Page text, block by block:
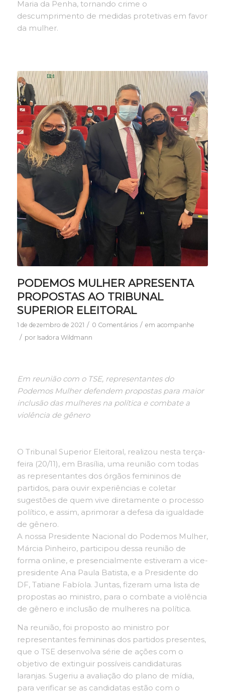
Maria da Penha, tornando crime o
descumprimento de medidas protetivas em favor
da mulher.
PODEMOS MULHER APRESENTA
PROPOSTAS AO TRIBUNAL
SUPERIOR ELEITORAL
1 de dezembro de 2021 / 0 Comentários / em acompanhe
/ por Isadora Wildmann
Em reunião com o TSE, representantes do
Podemos Mulher defendem propostas para maior
inclusão das mulheres na política e combate a
violência de gênero
O Tribunal Superior Eleitoral, realizou nesta terça-
feira (20/11), em Brasília, uma reunião com todas
as representantes dos órgãos femininos de
partidos, para ouvir experiências e coletar
sugestões de quem vive diretamente o processo
político, e assim, aprimorar a defesa da igualdade
de gênero.
A nossa Presidente Nacional do Podemos Mulher,
Márcia Pinheiro, participou dessa reunião de
forma online, e presencialmente estiveram a vice-
presidente Ana Paula Batista, e a Presidente do
DF, Tatiane Fabíola. Juntas, fizeram uma lista de
propostas ao ministro, para o combate a violência
de gênero e inclusão de mulheres na política.
Na reunião, foi proposto ao ministro por
representantes femininas dos partidos presentes,
que o TSE desenvolva série de ações com o
objetivo de extinguir possíveis candidaturas
laranjas. Sugeriu a avaliação do plano de mídia,
para verificar se as candidatas estão com o